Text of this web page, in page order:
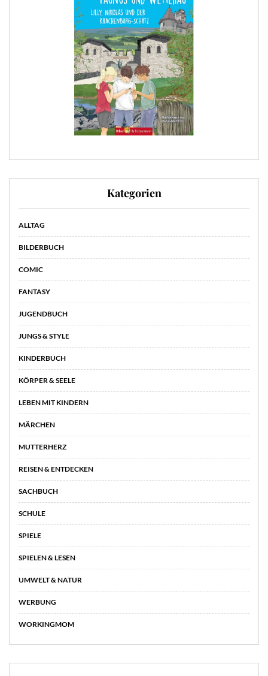
Kategorien
ALLTAG
BILDERBUCH
COMIC
FANTASY
JUGENDBUCH
JUNGS & STYLE
KINDERBUCH
KÖRPER & SEELE
LEBEN MIT KINDERN
MÄRCHEN
MUTTERHERZ
REISEN & ENTDECKEN
SACHBUCH
SCHULE
SPIELE
SPIELEN & LESEN
UMWELT & NATUR
WERBUNG
WORKINGMOM